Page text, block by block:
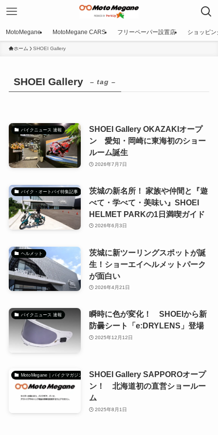
MotoMegane MotoMegane CARS フリーペーパー設置店 ショッピン
ホーム SHOEI Gallery
SHOEI Gallery – tag –
バイクニュース 速報
SHOEI Gallery OKAZAKIオープ
ン 愛知・岡崎に東海初のショー
ルーム誕生
2026年7月7日
バイク・オートバイ特集記事
茨城の新名所！ 家族や仲間と『遊
べて・学べて・美味い』SHOEI
HELMET PARKの1日満喫ガイド
2026年6月3日
ヘルメット
茨城に新ツーリングスポットが誕
生！ショーエイヘルメットパーク
が面白い
2026年4月21日
バイクニュース 速報
瞬時に色が変化！ SHOEIから新
防曇シート「e:DRYLENS」登場
2025年12月12日
MotoMegane｜バイクマガジン
SHOEI Gallery SAPPOROオープ
ン！ 北海道初の直営ショールー
ム
2025年8月1日